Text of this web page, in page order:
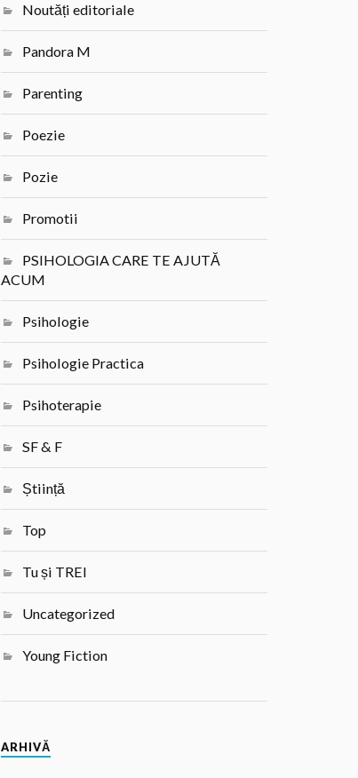
Noutăți editoriale
Pandora M
Parenting
Poezie
Pozie
Promotii
PSIHOLOGIA CARE TE AJUTĂ
ACUM
Psihologie
Psihologie Practica
Psihoterapie
SF & F
Știință
Top
Tu și TREI
Uncategorized
Young Fiction
ARHIVĂ